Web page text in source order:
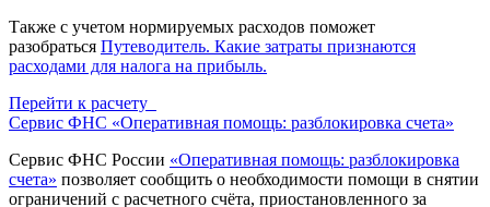
Также с учетом нормируемых расходов поможет
разобраться Путеводитель. Какие затраты признаются
расходами для налога на прибыль.
Перейти к расчету
Сервис ФНС «Оперативная помощь: разблокировка счета»
Сервис ФНС России «Оперативная помощь: разблокировка
счета» позволяет сообщить о необходимости помощи в снятии
ограничений с расчетного счёта, приостановленного за